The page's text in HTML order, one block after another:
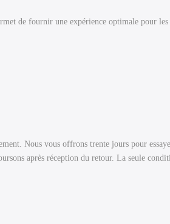
de fournir une expérience optimale pour les
Nous vous offrons trente jours pour
après réception du retour. La seule